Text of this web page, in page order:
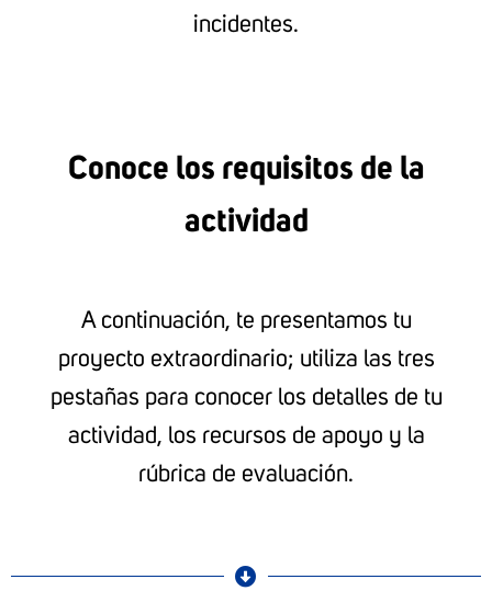
incidentes.
Conoce los requisitos de la
actividad
A continuación, te presentamos tu
proyecto extraordinario; utiliza las tres
pestañas para conocer los detalles de tu
actividad, los recursos de apoyo y la
rúbrica de evaluación.